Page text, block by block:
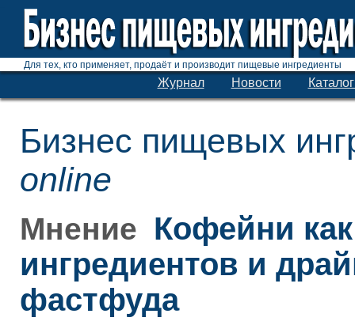
Для тех, кто применяет, продаёт и производит пищевые ингредиенты
Журнал Новости
Бизнес пищевых
online
Мнение Кофейни
ингредиентов и
фастфуда